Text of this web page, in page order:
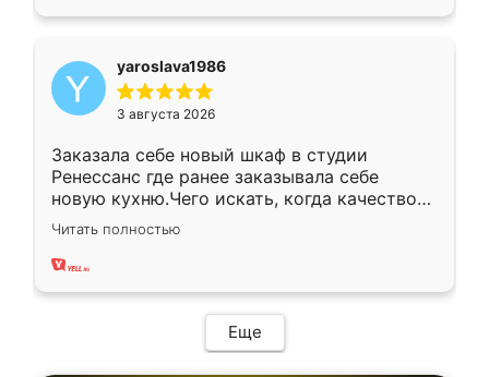
yaroslava1986
3 августа 2026
Заказала себе новый шкаф в студии
Ренессанс где ранее заказывала себе
новую кухню.Чего искать, когда качеством
вполне довольна. Служит кухня уже почти
два года, нареканий нет.
Читать полностью
Еще